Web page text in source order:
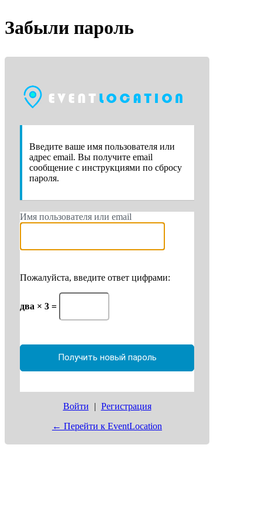
Забыли пароль
Введите ваше имя пользователя или
адрес email. Вы получите email
сообщение с инструкциями по сбросу
пароля.
Имя пользователя или email
Пожалуйста, введите ответ цифрами:
два × 3 =
Войти | Регистрация
← Перейти к EventLocation